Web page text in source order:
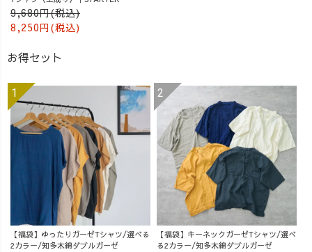
9,680円(税込)
8,250円(税込)
お得セット
【福袋】ゆったりガーゼTシャツ/選べる
2カラー/知多木綿ダブルガーゼ
【福袋】キーネックガーゼTシャツ/選べ
る2カラー/知多木綿ダブルガーゼ